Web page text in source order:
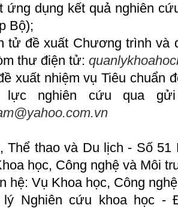
ứng dụng kết quả nghiên
Bộ);
tử đề xuất Chương trình và
thư điện tử:
xuất nhiệm vụ Tiêu chuẩn
lực nghiên cứu qua
Thể thao và Du lịch - Số 51
học, Công nghệ và Môi
hệ: Vụ Khoa học, Công
lý Nghiên cứu khoa học -